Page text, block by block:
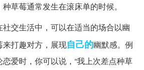
草莓通常发生在滚床单的时候。
交生活中，可以在适当的场合以幽
打趣对方，展现自己的幽默感。例
爱时，你可以说，“我上次差点种草